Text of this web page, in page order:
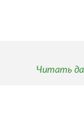
Читать